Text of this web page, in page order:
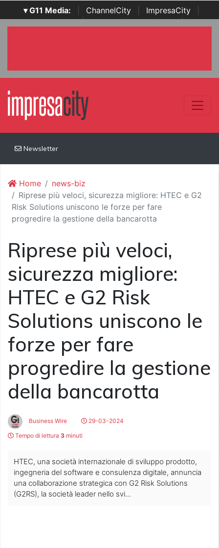
▾ G11 Media: ChannelCity ImpresaCity
SecurityOpenLab | Italian Channel Awards | Italian
Newsletter
Home
news-biz
Riprese più veloci, sicurezza migliore: HTEC e G2
Risk Solutions uniscono le forze per fare
progredire la gestione della bancarotta
Riprese più veloci,
sicurezza migliore:
HTEC e G2 Risk
Solutions uniscono le
forze per fare
progredire la gestione
della bancarotta
Business Wire
29-03-2024
Tempo di lettura 3 minuti
HTEC, una società internazionale di sviluppo prodotto,
ingegneria del software e consulenza digitale, annuncia
una collaborazione strategica con G2 Risk Solutions
(G2RS), la società leader nello svi...